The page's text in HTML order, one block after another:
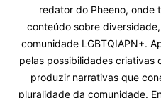
redator do Pheeno, onde
conteúdo sobre
comunidade LGBTQIAPN+.
pelas possibilidades criativas
produzir narrativas que
pluralidade da comunidade.